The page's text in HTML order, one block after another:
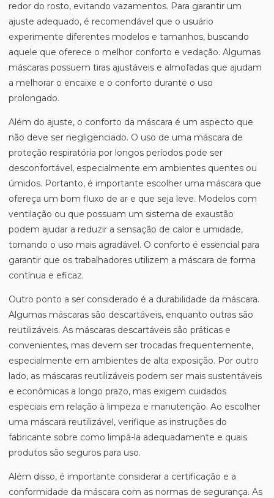
redor do rosto, evitando vazamentos. Para garantir um
ajuste adequado, é recomendável que o usuário
experimente diferentes modelos e tamanhos, buscando
aquele que oferece o melhor conforto e vedação. Algumas
máscaras possuem tiras ajustáveis e almofadas que ajudam
a melhorar o encaixe e o conforto durante o uso
prolongado.
Além do ajuste, o conforto da máscara é um aspecto que
não deve ser negligenciado. O uso de uma máscara de
proteção respiratória por longos períodos pode ser
desconfortável, especialmente em ambientes quentes ou
úmidos. Portanto, é importante escolher uma máscara que
ofereça um bom fluxo de ar e que seja leve. Modelos com
ventilação ou que possuam um sistema de exaustão
podem ajudar a reduzir a sensação de calor e umidade,
tornando o uso mais agradável. O conforto é essencial para
garantir que os trabalhadores utilizem a máscara de forma
contínua e eficaz.
Outro ponto a ser considerado é a durabilidade da máscara.
Algumas máscaras são descartáveis, enquanto outras são
reutilizáveis. As máscaras descartáveis são práticas e
convenientes, mas devem ser trocadas frequentemente,
especialmente em ambientes de alta exposição. Por outro
lado, as máscaras reutilizáveis podem ser mais sustentáveis
e econômicas a longo prazo, mas exigem cuidados
especiais em relação à limpeza e manutenção. Ao escolher
uma máscara reutilizável, verifique as instruções do
fabricante sobre como limpá-la adequadamente e quais
produtos são seguros para uso.
Além disso, é importante considerar a certificação e a
conformidade da máscara com as normas de segurança. As